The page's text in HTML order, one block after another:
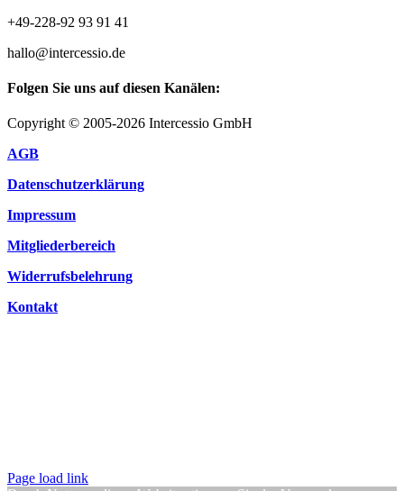
+49-228-92 93 91 41
hallo@intercessio.de
Folgen Sie uns auf diesen Kanälen:
Copyright © 2005-2026 Intercessio GmbH
AGB
Datenschutzerklärung
Impressum
Mitgliederbereich
Widerrufsbelehrung
Kontakt
Page load link